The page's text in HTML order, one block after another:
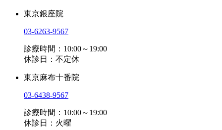
東京銀座院
03-6263-9567
診療時間：10:00～19:00
休診日：不定休
東京麻布十番院
03-6438-9567
診療時間：10:00～19:00
休診日：火曜